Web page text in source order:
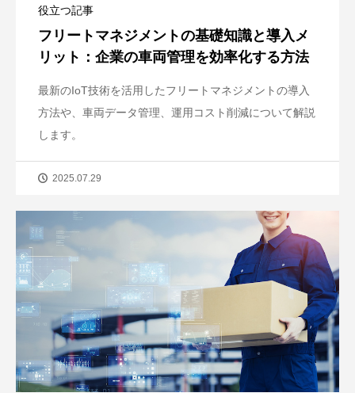
役立つ記事
フリートマネジメントの基礎知識と導入メ
リット：企業の車両管理を効率化する方法
最新のIoT技術を活用したフリートマネジメントの導入
方法や、車両データ管理、運用コスト削減について解説
します。
2025.07.29